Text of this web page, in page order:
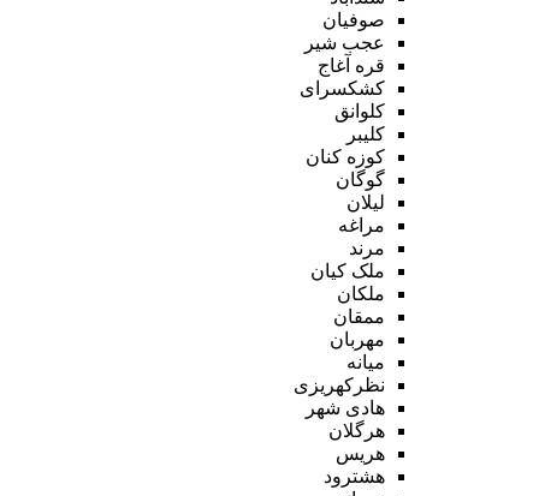
صوفیان
عجب شیر
قره آغاج
کشکسرای
کلوانق
کلیبر
کوزه کنان
گوگان
لیلان
مراغه
مرند
ملک کیان
ملکان
ممقان
مهربان
میانه
نظرکهریزی
هادی شهر
هرگلان
هریس
هشترود